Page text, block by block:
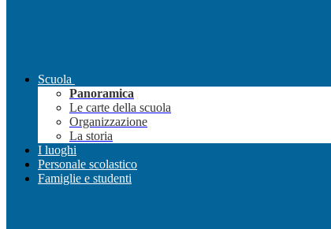
Scuola
Panoramica
Le carte della scuola
Organizzazione
La storia
I luoghi
Personale scolastico
Famiglie e studenti